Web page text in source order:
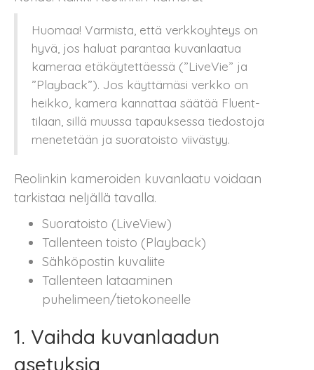
Huomaa! Varmista, että verkkoyhteys on
hyvä, jos haluat parantaa kuvanlaatua
kameraa etäkäytettäessä (”LiveVie” ja
”Playback”). Jos käyttämäsi verkko on
heikko, kamera kannattaa säätää Fluent-
tilaan, sillä muussa tapauksessa tiedostoja
menetetään ja suoratoisto viivästyy.
Reolinkin kameroiden kuvanlaatu voidaan
tarkistaa neljällä tavalla.
Suoratoisto (LiveView)
Tallenteen toisto (Playback)
Sähköpostin kuvaliite
Tallenteen lataaminen
puhelimeen/tietokoneelle
1. Vaihda kuvanlaadun
asetuksia